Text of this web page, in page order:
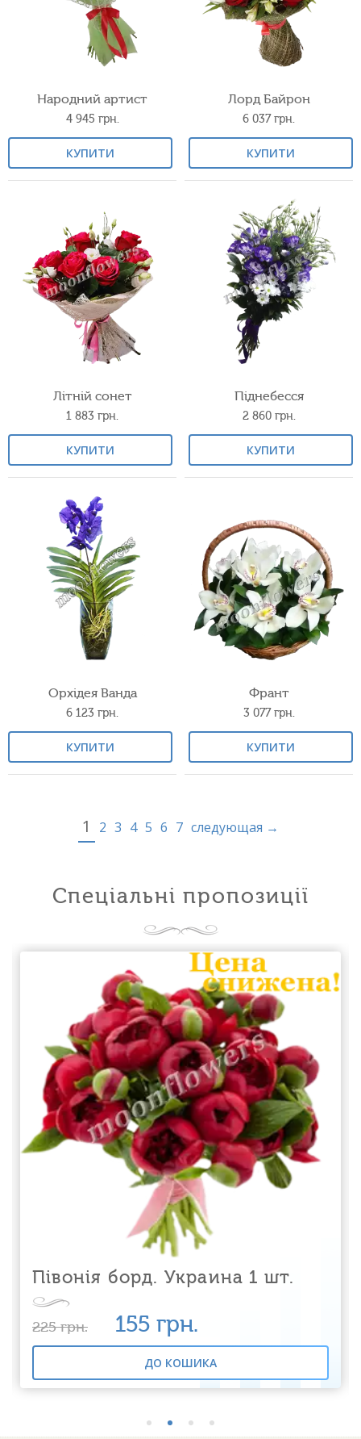
Народний артист
4 945 грн.
КУПИТИ
Лорд Байрон
6 037грн.
КУПИТИ
Літній сонет
1 883 грн.
КУПИТИ
Піднебесся
2 860 грн.
КУПИТИ
Орхідея Ванда
6 123 грн.
КУПИТИ
Франт
3 077грн.
КУПИТИ
1 2 3 4 5 6 7 следующая →
Спеціальні пропозиції
Півонія борд. Украина 1 шт.
225грн. 155 грн.
ДО КОШИКА